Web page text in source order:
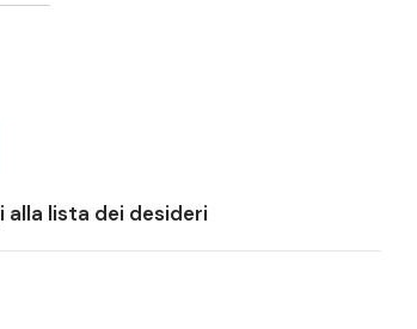
alla lista dei desideri